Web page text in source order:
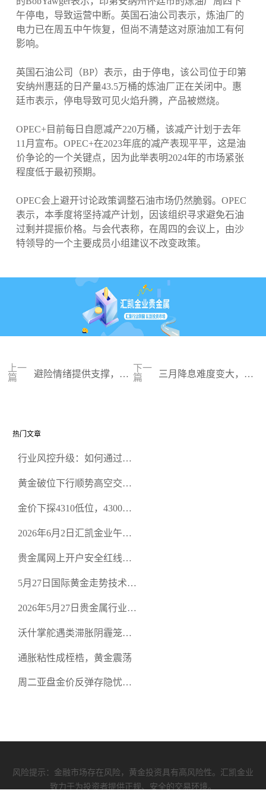
午停电，导致运营中断。英国石油公司表示，炼油厂的
电力已在周五中午恢复，但尚不清楚这对原油加工有何
影响。
英国石油公司（BP）表示，由于停电，该公司位于印第
安纳州惠廷的日产量43.5万桶的炼油厂正在关闭中。惠
廷市表示，停电导致可见火焰升腾，产品被燃烧。
OPEC+目前每日自愿减产220万桶，该减产计划于去年
11月宣布。OPEC+在2023年底的减产表现平平，这是油
价争论的一个关键点，因为此举表明2024年的市场紧张
程度低于最初预期。
OPEC会上避开讨论政策调整石油市场仍然脆弱。OPEC
表示，本季度将坚持减产计划，因该组织寻求避免石油
过剩并提振价格。与会代表称，在周四的会议上，由沙
特领导的一个主要成员小组建议不改变政策。
上一
篇
避险情绪提供支撑，黄
下一
篇
三月降息难度变大，黄
热门文章
行业风控升级：如何通过正
规黄金开户交易平台？
黄金破位下行顺势高空交易
金价下探4310低位，4300关
2026年6月2日汇凯金业午盘
空头清算算法如何布防？
贵金属网上开户安全红线：
恶意洗盘陷阱
5月27日国际黄金走势技术盘
规黄金平台全方位行情解析
2026年5月27日贵金属行业新
正规贵金属开户平台迎开户
热潮
沃什掌舵遇类滞胀阴霾笼
通胀粘性成桎梏，黄金震荡
周二亚盘金价反弹存隐忧，
风险提示：金融市场存在风险，黄金投资具有高风险性。汇凯金业
致力于为投资者提供正规、安全的交易环境。